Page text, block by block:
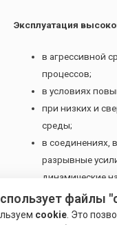
Эксплуатация
в агрессивной
процессов;
в условиях
при низких и
среды;
в соединениях,
разрывные
динамические
во фланцевых
арматуры.
файлы
cookie . Это